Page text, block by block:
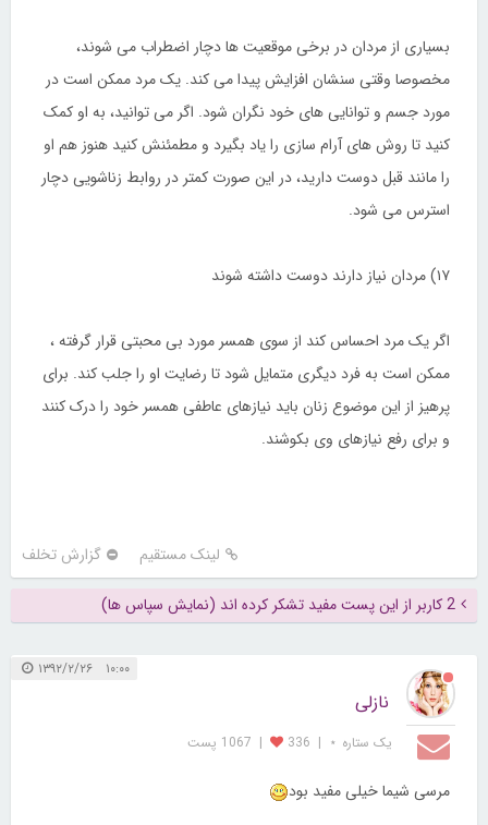
بسیاری از مردان در برخی موقعیت ها دچار اضطراب می شوند،
مخصوصا وقتی سنشان افزایش پیدا می کند. یک مرد ممکن است در
مورد جسم و توانایی های خود نگران شود. اگر می توانید، به او کمک
کنید تا روش های آرام سازی را یاد بگیرد و مطمئنش کنید هنوز هم او
را مانند قبل دوست دارید، در این صورت کمتر در روابط زناشویی دچار
استرس می شود.
۱۷) مردان نیاز دارند دوست داشته شوند
اگر یک مرد احساس کند از سوی همسر مورد بی محبتی قرار گرفته ،
ممکن است به فرد دیگری متمایل شود تا رضایت او را جلب کند. برای
پرهیز از این موضوع زنان باید نیازهای عاطفی همسر خود را درک کنند
و برای رفع نیازهای وی بکوشند.
لینک مستقیم گزارش تخلف
2 کاربر از این پست مفید تشکر کرده اند (نمایش سپاس ها)
۱۰:۰۰ ۱۳۹۲/۲/۲۶
نازلی
یک ستاره ⋆ |
336
| 1067 پست
مرسی شیما خیلی مفید بود